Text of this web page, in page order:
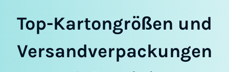
Top-Kartongrößen und
Versandverpackungen